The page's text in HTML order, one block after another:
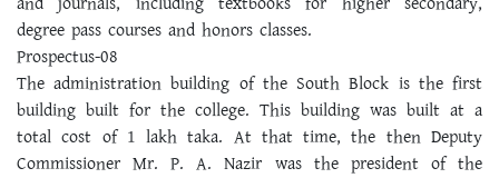
degree pass courses and honors classes.
Prospectus-08
The administration building of the South Block is the first
building built for the college. This building was built at a
total cost of 1 lakh taka. At that time, the then Deputy
Commissioner Mr. P. A. Nazir was the president of the